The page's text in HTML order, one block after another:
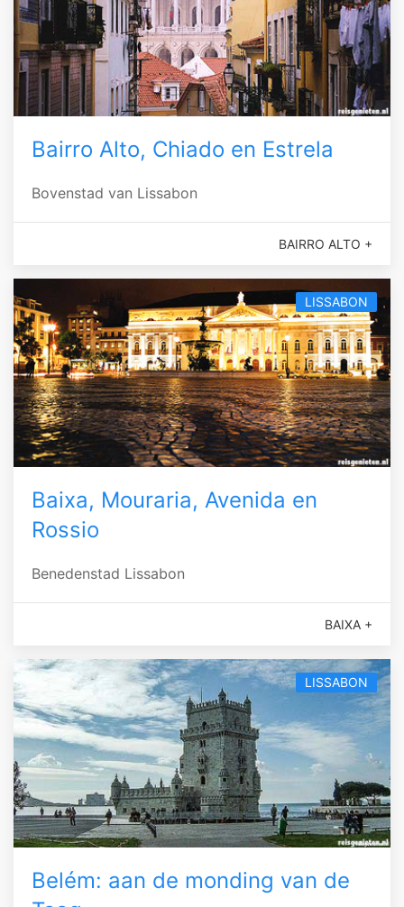
Bairro Alto, Chiado en Estrela
Bovenstad van Lissabon
BAIRRO ALTO +
LISSABON
Baixa, Mouraria, Avenida en
Rossio
Benedenstad Lissabon
BAIXA +
LISSABON
Belém: aan de monding van de